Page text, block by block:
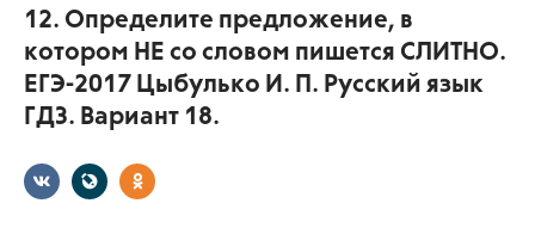
12. Определите предложение, в
котором НЕ со словом пишется СЛИТНО.
ЕГЭ-2017 Цыбулько И. П. Русский язык
ГДЗ. Вариант 18.